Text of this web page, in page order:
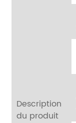
Description
du produit